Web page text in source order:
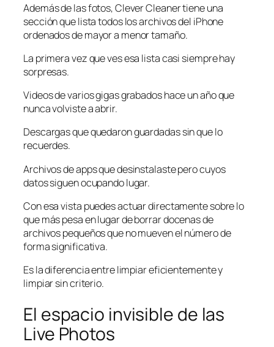
Además de las fotos, Clever Cleaner tiene una
sección que lista todos los archivos del iPhone
ordenados de mayor a menor tamaño.
La primera vez que ves esa lista casi siempre hay
sorpresas.
Videos de varios gigas grabados hace un año que
nunca volviste a abrir.
Descargas que quedaron guardadas sin que lo
recuerdes.
Archivos de apps que desinstalaste pero cuyos
datos siguen ocupando lugar.
Con esa vista puedes actuar directamente sobre lo
que más pesa en lugar de borrar docenas de
archivos pequeños que no mueven el número de
forma significativa.
Es la diferencia entre limpiar eficientemente y
limpiar sin criterio.
El espacio invisible de las
Live Photos